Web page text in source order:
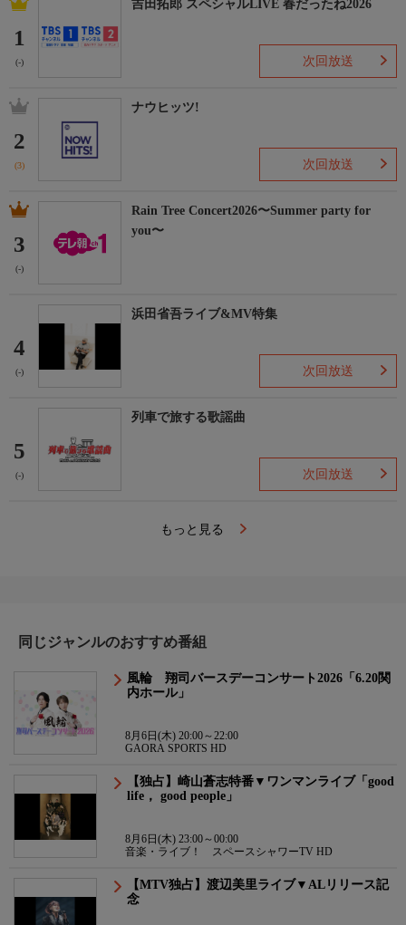
1
(-)
吉田拓郎 スペシャルLIVE 春だったね2026
次回放送
2
(3)
ナウヒッツ!
次回放送
3
(-)
Rain Tree Concert2026〜Summer party for
you〜
4
(-)
浜田省吾ライブ&MV特集
次回放送
5
(-)
列車で旅する歌謡曲
次回放送
もっと見る
同じジャンルのおすすめ番組
風輪 翔司バースデーコンサート2026「6.20関
内ホール」
8月6日(木) 20:00～22:00
GAORA SPORTS HD
【独占】崎山蒼志特番▼ワンマンライブ「good
life， good people」
8月6日(木) 23:00～00:00
音楽・ライブ！ スペースシャワーTV HD
【MTV独占】渡辺美里ライブ▼ALリリース記
念